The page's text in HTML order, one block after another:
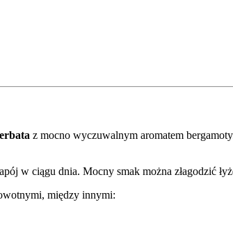
z mocno wyczuwalnym aromatem
w ciągu dnia. Mocny smak można złagodzić
między innymi: